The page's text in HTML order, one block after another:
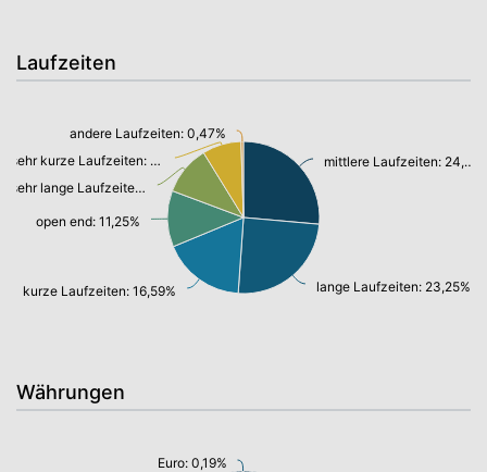
Laufzeiten
mittlere Laufzeiten: 24,86%
lange Laufzeiten: 23,25%
kurze Laufzeiten: 16,59%
open end: 11,25%
sehr lange Laufzeiten: 9,88%
sehr kurze Laufzeiten: 7,81%
andere Laufzeiten: 0,47%
Währungen
Euro: 0,19%